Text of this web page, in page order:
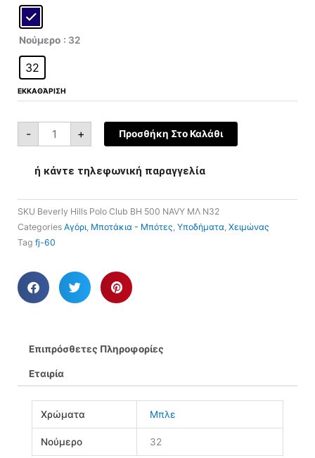
Νούμερο : 32
32
ΕΚΚΑΘΆΡΙΣΗ
-
Club
500
Navy
ποσότητα
+ Προσθήκη Στο Καλάθι
ή κάντε τηλεφωνική παραγγελία
SKU Beverly Hills Polo Club BH 500 NAVY ΜΛ Ν32
Categories Αγόρι Μποτάκια - Μπότες Υποδήματα Χειμώνας
Tag fj-60
Επιπρόσθετες Πληροφορίες
Εταιρία
Χρώματα Μπλε
Νούμερο 32